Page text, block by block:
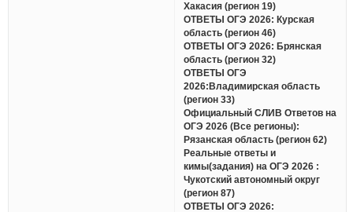
Хакасия (регион 19)
ОТВЕТЫ ОГЭ 2026: Курская
область (регион 46)
ОТВЕТЫ ОГЭ 2026: Брянская
область (регион 32)
ОТВЕТЫ ОГЭ
2026:Владимирская область
(регион 33)
Официальный СЛИВ Ответов на
ОГЭ 2026 (Все регионы):
Рязанская область (регион 62)
Реальные ответы и
кимы(задания) на ОГЭ 2026 :
Чукотский автономный округ
(регион 87)
ОТВЕТЫ ОГЭ 2026: